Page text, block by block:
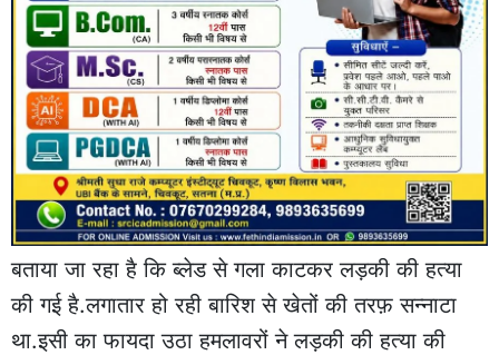
बताया जा रहा है कि ब्लेड से गला काटकर लड़की की हत्या
की गई है.लगातार हो रही बारिश से खेतों की तरफ़ सन्नाटा
था.इसी का फायदा उठा हमलावरों ने लड़की की हत्या की